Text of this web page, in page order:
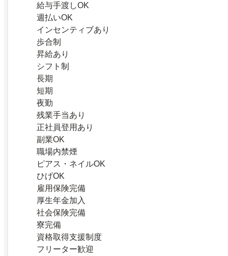
給与手渡しOK
週払いOK
インセンティブあり
歩合制
昇給あり
シフト制
長期
短期
夜勤
残業手当あり
正社員登用あり
副業OK
職場内禁煙
ピアス・ネイルOK
ひげOK
雇用保険完備
厚生年金加入
社会保険完備
寮完備
資格取得支援制度
フリーター歓迎